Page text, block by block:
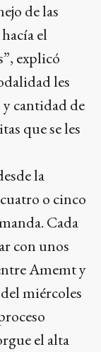
de las
el
explicó
les
cantidad de
que se les
la
o cinco
Cada
con unos
Amemt y
miércoles
el alta